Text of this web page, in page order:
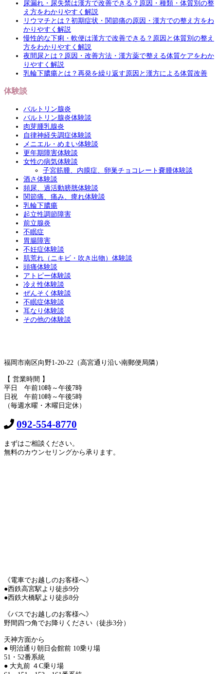
尿漏れ・尿失禁は漢方で改善できる？原因・種類・体質別の整
え方をわかりやすく解説
リウマチとは？初期症状・関節痛の原因・漢方での整え方をわ
かりやすく解説
慢性的な下痢・軟便は漢方で改善できる？原因と体質別の整え
方をわかりやすく解説
夜間尿とは？原因・改善方法・漢方薬で整える体質ケアをわか
りやすく解説
乳輪下膿瘍とは？再発を繰り返す原因と漢方による体質改善
体験談
バルトリン腺炎
バルトリン腺炎体験談
肉芽腫乳腺炎
自律神経失調症体験談
メニエル・めまい体験談
更年期障害体験談
女性の病気体験談
子宮筋腫、内膜症、卵巣チョコレート嚢腫体験談
酒さ体験談
頻尿、過活動膀胱体験談
関節痛、痛み、痺れ体験談
乳輪下膿瘍
起立性調節障害
前立腺炎
不眠症
胃腸障害
不妊症体験談
肌荒れ（ニキビ・吹き出物）体験談
頭痛体験談
アトピー体験談
冷え性体験談
ぜんそく体験談
不眠症体験談
耳なり体験談
その他の体験談
福岡市南区向野1-20-22（高宮通り沿い南郵便局隣）
【 営業時間 】
平日 午前10時～午後7時
日祝 午前10時～午後5時
（毎週水曜・木曜日定休）
092-554-8770
まずはご相談ください。
無料のカウンセリングから承ります。
《電車でお越しのお客様へ》
●西鉄高宮駅より徒歩9分
●西鉄大橋駅より徒歩8分
《バスでお越しのお客様へ》
野間四つ角でお降りください（徒歩3分）
天神方面から
● 明治通り朝日会館前 10乗り場
51・52番系統
● 大丸前 ４C乗り場